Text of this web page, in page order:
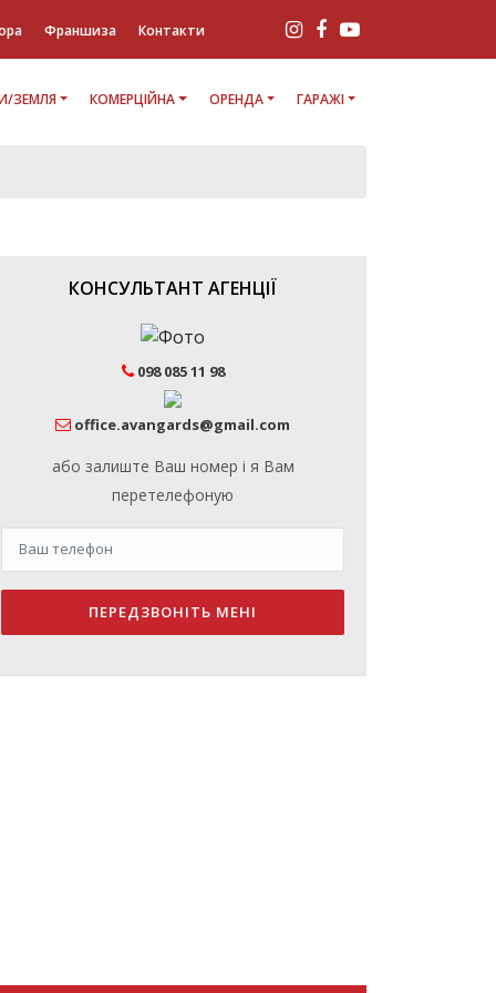
Франшиза Контакти
ЗЕМЛЯ КОМЕРЦІЙНА ОРЕНДА ГАРАЖІ
КОНСУЛЬТАНТ АГЕНЦІЇ
098 085 11 98
office.avangards@gmail.com
або залиште Ваш номер і я Вам
перетелефоную
ПЕРЕДЗВОНІТЬ МЕНІ